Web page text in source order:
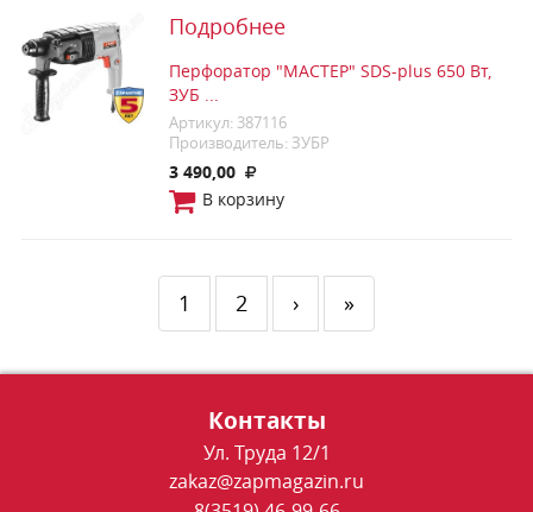
Подробнее
Перфоратор "МАСТЕР" SDS-plus 650 Вт,
ЗУБ ...
Артикул: 387116
Производитель: ЗУБР
3 490,00
В корзину
1 2 › »
Контакты
Ул. Труда 12/1
zakaz@zapmagazin.ru